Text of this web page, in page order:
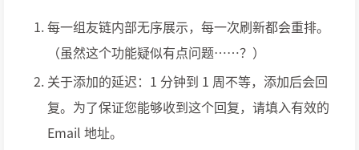
每一组友链内部无序展示，每一次刷新都会重排。
（虽然这个功能疑似有点问题……？）
关于添加的延迟：1 分钟到 1 周不等，添加后会回
复。为了保证您能够收到这个回复，请填入有效的
Email 地址。